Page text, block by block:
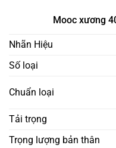
Mooc xương
Nhãn Hiệu
Số loại
Chuẩn loại
Tải trọng
Trọng lượng bản thân